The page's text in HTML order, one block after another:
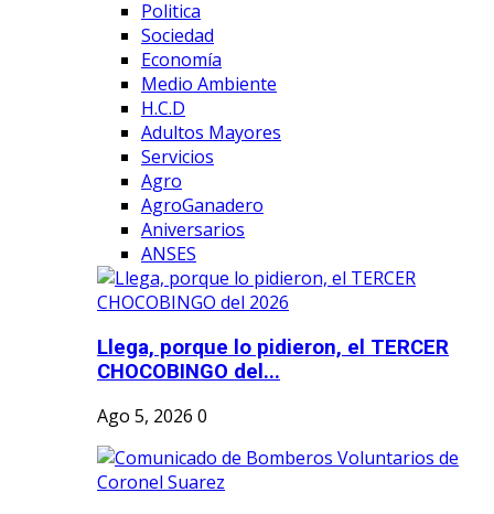
Politica
Sociedad
Economía
Medio Ambiente
H.C.D
Adultos Mayores
Servicios
Agro
AgroGanadero
Aniversarios
ANSES
Llega, porque lo pidieron, el TERCER
CHOCOBINGO del...
Ago 5, 2026 0